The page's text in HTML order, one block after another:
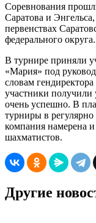
Соревнования
Саратова и
первенствах
федерального округа.
В турнире приняли
«Мария» под
словам
участники получили
очень успешно. В
турниры в
компания намерена
шахматистов.
Другие